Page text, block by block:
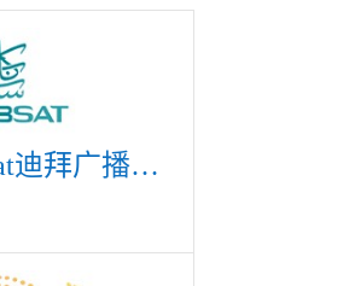
2025年Cabsat迪拜广播电视展